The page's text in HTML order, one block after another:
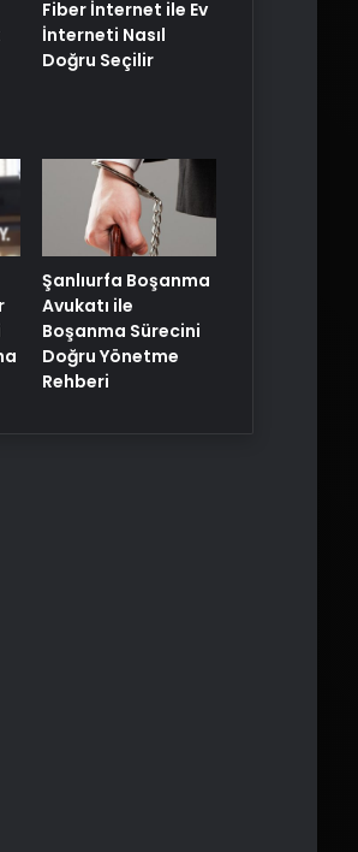
Fiber İnternet ile Ev
İnterneti Nasıl
Doğru Seçilir
Şanlıurfa Boşanma
Avukatı ile
Boşanma Sürecini
Doğru Yönetme
Rehberi